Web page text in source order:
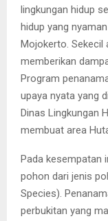
lingkungan hidup
hidup yang
Mojokerto. Sekecil
memberikan
Program
upaya nyata yang
Dinas Lingkungan
membuat area
Pada kesempatan
pohon dari jenis
Species).
perbukitan yang